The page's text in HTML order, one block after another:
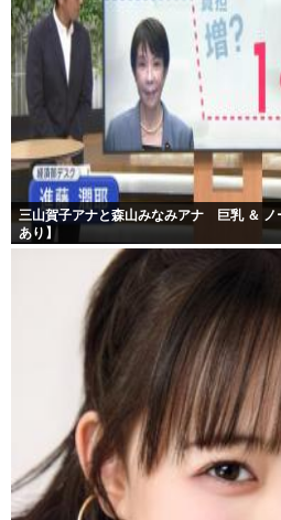
三山賀子アナと森山みなみアナ 巨乳 ＆ ノ
あり】